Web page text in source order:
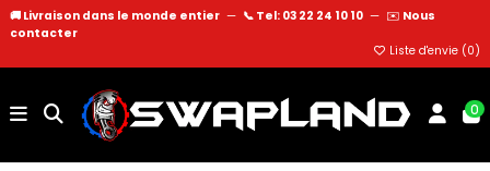
🚚 Livraison dans le monde entier — 📞 Tel: 03 22 24 10 10 — ✉️ Nous
contacter
Liste d'envie (0)
0